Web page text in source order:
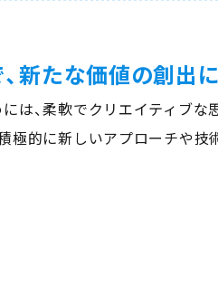
新たな価値の創出
は、柔軟でクリエイティブな
的に新しいアプローチや技